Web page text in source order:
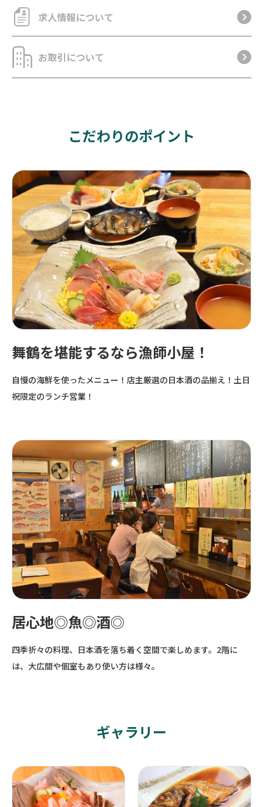
求人情報について
お取引について
こだわりのポイント
舞鶴を堪能するなら漁師小屋！
自慢の海鮮を使ったメニュー！店主厳選の日本酒の品揃え！土日
祝限定のランチ営業！
居心地◎魚◎酒◎
四季折々の料理、日本酒を落ち着く空間で楽しめます。2階に
は、大広間や個室もあり使い方は様々。
ギャラリー